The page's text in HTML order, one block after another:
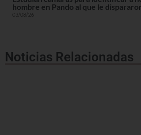
hombre en Pando al que le
03/08/26
Noticias Relacionadas